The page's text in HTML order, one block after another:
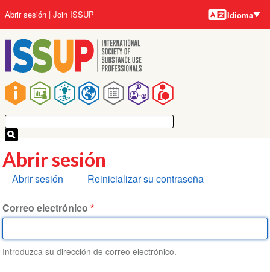
al
contenido
principal
Main
navigation
User
account
menu
Abrir sesión Join ISSUP Idiomas
Idioma
Abrir sesión
Solapas
Abrir sesión Reinicializar su contraseña
Correo electrónico
Introduzca su dirección de correo electrónico.